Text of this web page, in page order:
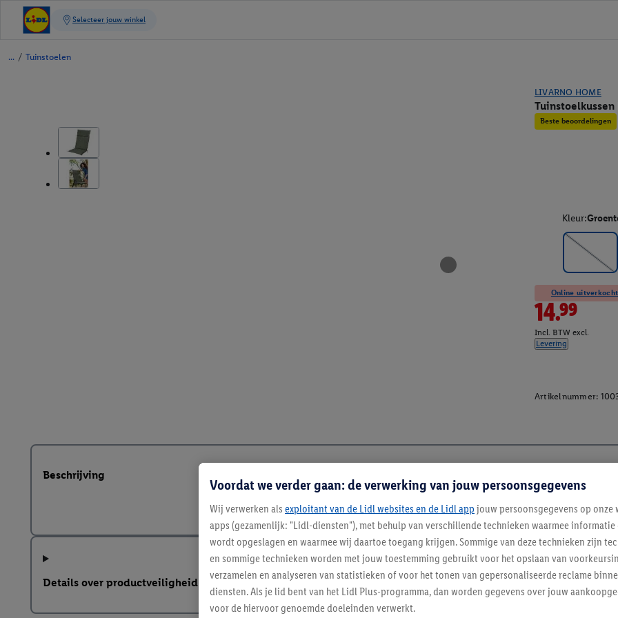
/ Tuinstoelen
LIVARNO HOME
Tuinstoelkussen
Beste beoordelingen
Kleur:
Online
14.99
Incl. BTW excl.
Levering
Artikelnummer:
Beschrijving
Details over productveiligheid
Voordat we verder gaan: de verwerking van jouw persoonsgegevens
Wij verwerken als exploitant van de Lidl websites en de Lidl app jouw persoonsgegevens op onze
apps (gezamenlijk: "Lidl-diensten"), met behulp van verschillende technieken waarmee
wordt opgeslagen en waarmee wij daartoe toegang krijgen. Sommige van deze technieken zijn
en sommige technieken worden met jouw toestemming gebruikt voor het opslaan van
verzamelen en analyseren van statistieken of voor het tonen van gepersonaliseerde reclame
diensten. Als je lid bent van het Lidl Plus-programma, dan worden gegevens over jouw
voor de hiervoor genoemde doeleinden verwerkt.